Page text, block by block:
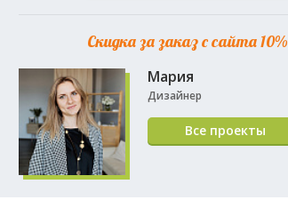
Скидка за заказ с сайта 10%
Мария
Дизайнер
Все проекты